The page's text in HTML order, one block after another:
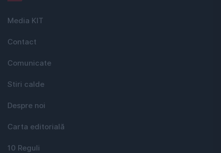
Media KIT
Contact
Comunicate
Stiri calde
Despre noi
Carta editorială
10 Reguli